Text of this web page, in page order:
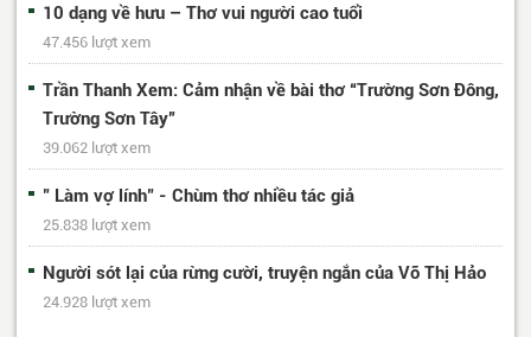
10 dạng về hưu – Thơ vui người cao tuổi
47.456 lượt xem
Trần Thanh Xem: Cảm nhận về bài thơ “Trường Sơn Đông,
Trường Sơn Tây”
39.062 lượt xem
" Làm vợ lính" - Chùm thơ nhiều tác giả
25.838 lượt xem
Người sót lại của rừng cười, truyện ngắn của Võ Thị Hảo
24.928 lượt xem